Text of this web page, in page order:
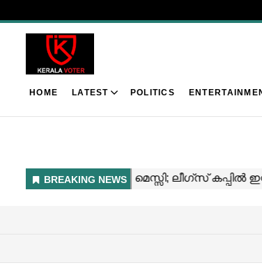
HOME LATEST POLITICS